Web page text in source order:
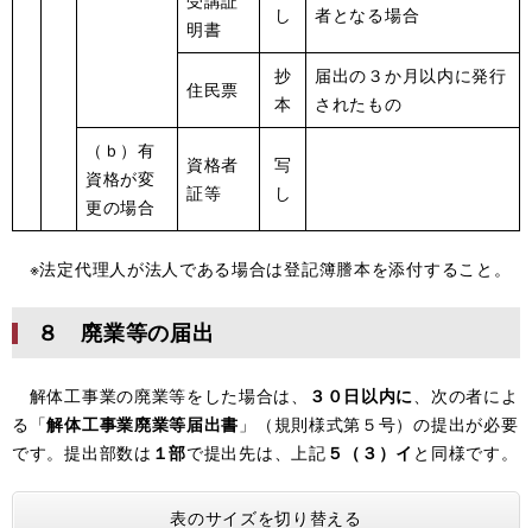
明書
し
者となる場合
住民票
抄
本
届出の３か月以内に発行
されたもの
（ｂ）有
資格が変
更の場合
資格者
証等
写
し
※法定代理人が法人である場合は登記簿謄本を添付すること。
８ 廃業等の届出
解体工事業の廃業等をした場合は、 ３０日以内に、次の者によ
る「解体工事業廃業等届出書 」（規則様式第５号）の提出が必要
です。提出部数は １部で提出先は、上記 ５（３）イ と同様です。
表のサイズを切り替える